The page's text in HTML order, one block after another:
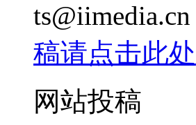
ts@iimedia.cn
稿请点击此处
网站投稿